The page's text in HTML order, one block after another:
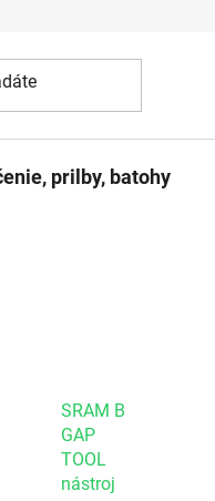
prilby, batohy
SRAM B
GAP
TOOL
nástroj